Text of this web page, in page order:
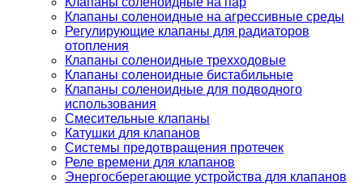
Клапаны соленоидные на агрессивные среды
Регулирующие клапаны для радиаторов
отопления
Клапаны соленоидные трехходовые
Клапаны соленоидные бистабильные
Клапаны соленоидные для подводного
использования
Смесительные клапаны
Катушки для клапанов
Системы предотвращения протечек
Реле времени для клапанов
Энергосберегающие устройства для клапанов